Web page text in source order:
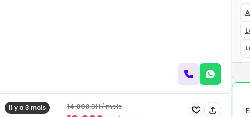
Il y a 3 mois 14 000DH/ mois